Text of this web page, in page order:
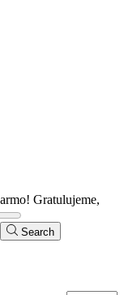
Gratulujeme,
Search